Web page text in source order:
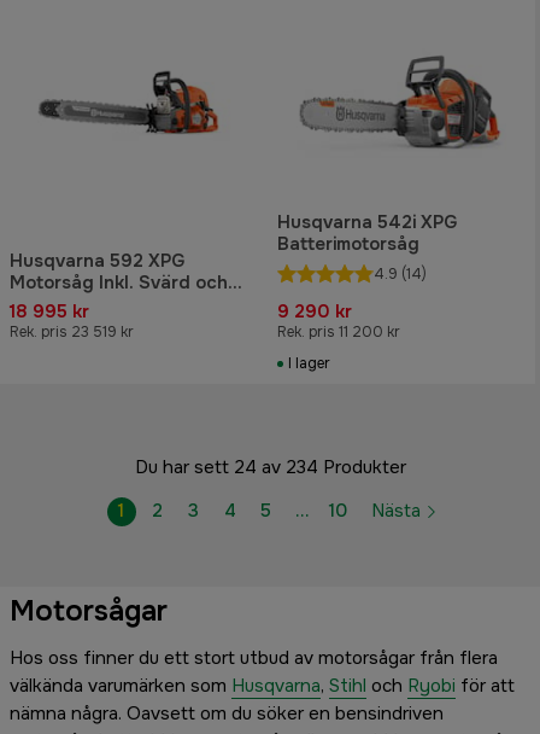
Husqvarna 592 XPG
Motorsåg Inkl. Svärd och
kedja
18 995 kr
Rek. pris 23 519 kr
Husqvarna 542i XPG
Batterimotorsåg
4.9 (14)
9 290 kr
Rek. pris 11 200 kr
I lager
Du har sett 24 av 234 Produkter
1
2 3 4 5 … 10 Nästa
Motorsågar
Hos oss finner du ett stort utbud av motorsågar från flera
välkända varumärken som Husqvarna, Stihl och Ryobi för att
nämna några. Oavsett om du söker en bensindriven